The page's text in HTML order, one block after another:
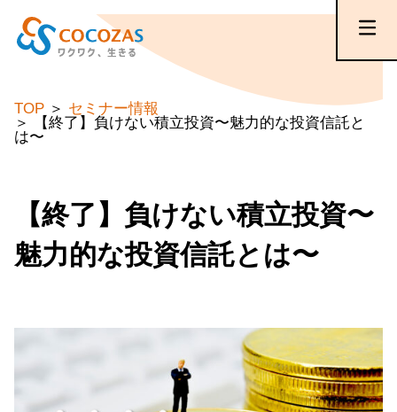
TOP
セミナー情報
【終了】負けない積立投資〜魅力的な投資信託と
は〜
【終了】負けない積立投資〜
魅力的な投資信託とは〜